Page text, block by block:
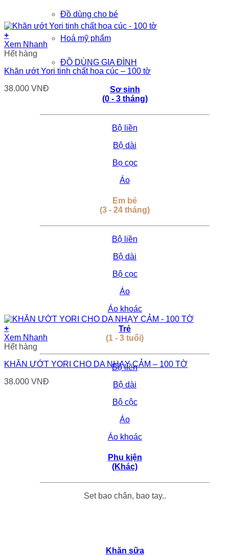
Đồ dùng cho bé
Hoá mỹ phẩm
ĐỒ DÙNG GIA ĐÌNH
Sơ sinh
(0 - 3 tháng)
Bộ liền
Bộ dài
Bọ cọc
Áo
Em bé
(3 - 24 tháng)
Bộ liền
Bộ dài
Bộ cọc
Áo
Áo khoác
Trẻ
(1 - 3 tuổi)
Bộ liền
Bộ dài
Bộ cộc
Áo
Áo khoác
Phụ kiện
(Khác)
Set bao chân, bao tay..
Khăn sữa
+
Xem Nhanh
Hết hàng
Khăn ướt Yori tinh chất hoa cúc – 100 tờ
38.000 VNĐ
+
Xem Nhanh
Hết hàng
KHĂN ƯỚT YORI CHO DA NHẠY CẢM – 100 TỜ
38.000 VNĐ